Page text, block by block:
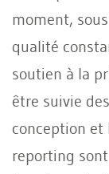
moment,
qualité
soutien à la
être suivie
conception et
reporting